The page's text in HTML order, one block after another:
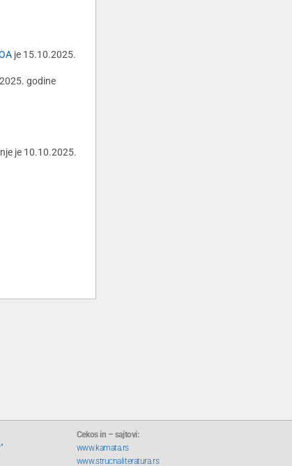
je 15.10.2025.
godine
je 10.10.2025.
Cekos in – sajtovi:
www.kamata.rs
www.strucnaliteratura.rs